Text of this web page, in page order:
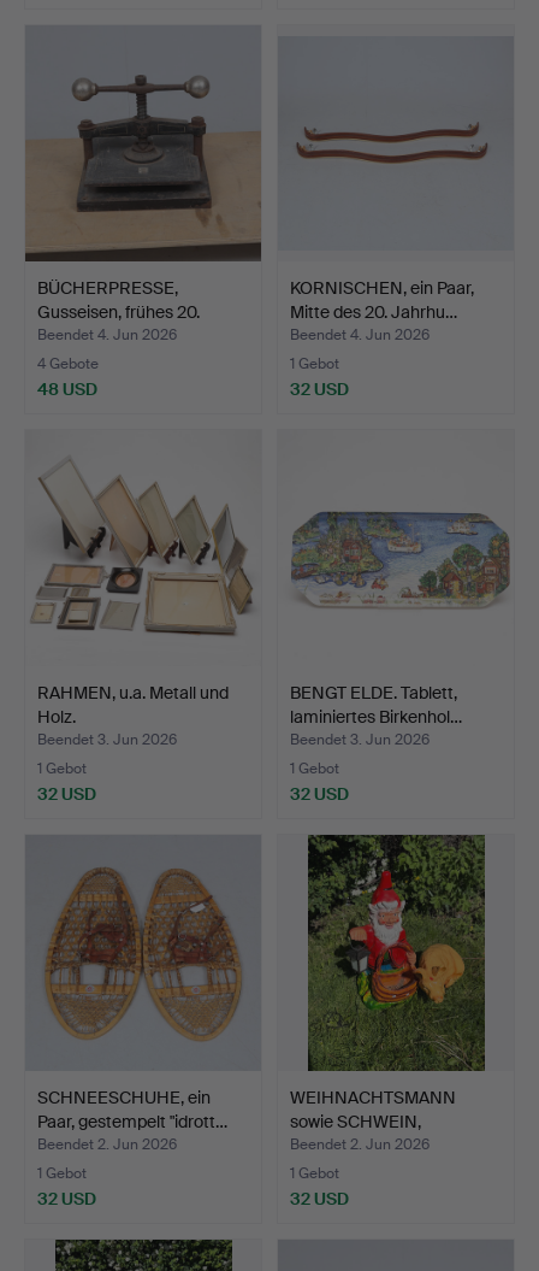
BÜCHERPRESSE,
Gusseisen, frühes 20.
Jahrhu…
Beendet 4. Jun 2026
4 Gebote
48 USD
KORNISCHEN, ein Paar,
Mitte des 20. Jahrhu…
Beendet 4. Jun 2026
1 Gebot
32 USD
RAHMEN, u.a. Metall und
Holz.
Beendet 3. Jun 2026
1 Gebot
32 USD
BENGT ELDE. Tablett,
laminiertes Birkenhol…
Beendet 3. Jun 2026
1 Gebot
32 USD
SCHNEESCHUHE, ein
Paar, gestempelt "idrott…
Beendet 2. Jun 2026
1 Gebot
32 USD
WEIHNACHTSMANN
sowie SCHWEIN,
Bodenfiguren.
Beendet 2. Jun 2026
1 Gebot
32 USD